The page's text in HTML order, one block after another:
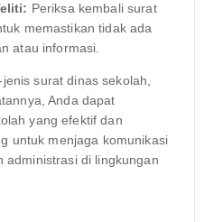
Periksa kembali surat
memastikan tidak ada
atau informasi.
surat dinas sekolah,
Anda dapat
yang efektif dan
untuk menjaga komunikasi
administrasi di lingkungan